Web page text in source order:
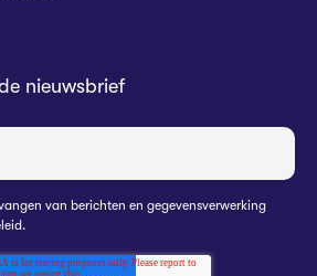
nieuwsbrief
van berichten en gegevensverwerking
.